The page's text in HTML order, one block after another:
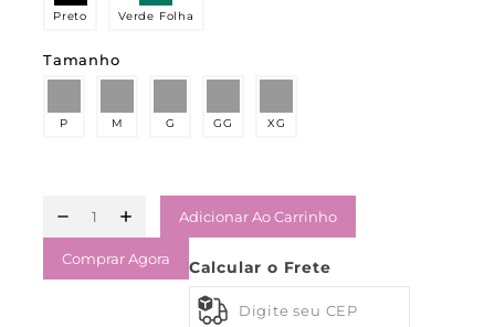
Preto Verde Folha
Tamanho
P M G GG XG
Adicionar Ao Carrinho
Comprar Agora Calcular o Frete